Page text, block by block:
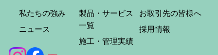
私たちの強み
ニュース
製品・サービス
一覧
施工・管理実績
お取引先の皆様へ
採用情報